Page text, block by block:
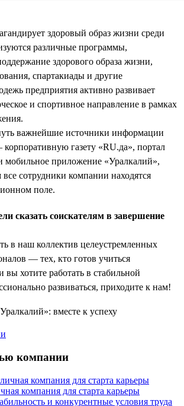
здоровый образ жизни среди
различные программы,
здорового образа жизни,
спартакиады и другие
предприятия активно развивает
и спортивное направление в рамках
важнейшие источники информации
газету «RU.да», портал
приложение «Уралкалий»,
сотрудники компании находятся
поле.
сказать соискателям в завершение
в наш коллектив целеустремленных
— тех, кто готов учиться
вы хотите работать в стабильной
развиваться, приходите к нам!
компании
компания для старта карьеры